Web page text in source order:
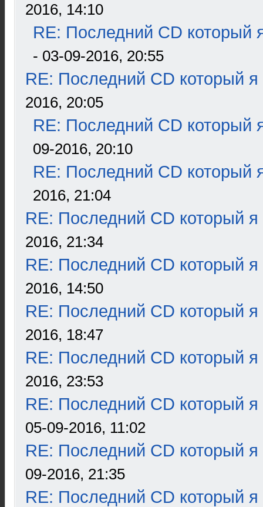
2016, 14:10
RE: Последний CD который
- 03-09-2016, 20:55
RE: Последний CD который я
2016, 20:05
RE: Последний CD который
09-2016, 20:10
RE: Последний CD который
2016, 21:04
RE: Последний CD который я
2016, 21:34
RE: Последний CD который я
2016, 14:50
RE: Последний CD который я
2016, 18:47
RE: Последний CD который я
2016, 23:53
RE: Последний CD который я
05-09-2016, 11:02
RE: Последний CD который я
09-2016, 21:35
RE: Последний CD который я